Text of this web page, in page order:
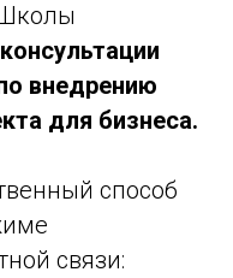
консультации
внедрению
для бизнеса.
способ
связи: